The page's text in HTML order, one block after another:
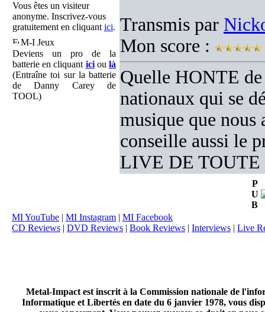
Vous êtes un visiteur
anonyme. Inscrivez-vous
gratuitement en cliquant ici.
M-I Jeux
Deviens un pro de la
batterie en cliquant icioulà
(Entraîne toi sur la batterie
de Danny Carey de
TOOL)
Transmis par
Mon score :
Quelle HONTE de
nationaux qui se
musique que nous
conseille aussi le
LIVE DE TOUTE
P
U
B
MI YouTube | MI Instagram | MI Facebook
CD Reviews | DVD Reviews | Book Reviews | Interviews | Live
Metal-Impact est inscrit à la Commission nationale de
Informatique et Libertés en date du 6 janvier 1978, vous